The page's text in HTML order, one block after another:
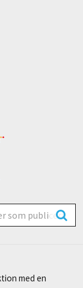
med en